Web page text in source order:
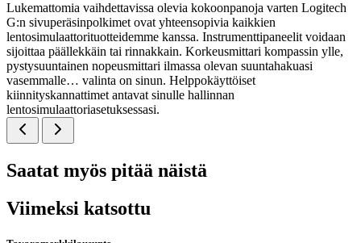
Lukemattomia vaihdettavissa olevia kokoonpanoja varten Logitech
G:n sivuperäsinpolkimet ovat yhteensopivia kaikkien
lentosimulaattorituotteidemme kanssa. Instrumenttipaneelit voidaan
sijoittaa päällekkäin tai rinnakkain. Korkeusmittari kompassin ylle,
pystysuuntainen nopeusmittari ilmassa olevan suuntahakuasi
vasemmalle… valinta on sinun. Helppokäyttöiset
kiinnityskannattimet antavat sinulle hallinnan
lentosimulaattoriasetuksessasi.
Saatat myös pitää näistä
Viimeksi katsottu